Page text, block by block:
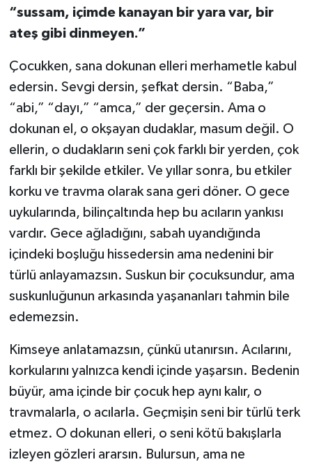
“sussam, içimde kanayan bir yara var, bir
ateş gibi dinmeyen.”
Çocukken, sana dokunan elleri merhametle kabul
edersin. Sevgi dersin, şefkat dersin. “Baba,”
“abi,” “dayı,” “amca,” der geçersin. Ama o
dokunan el, o okşayan dudaklar, masum değil. O
ellerin, o dudakların seni çok farklı bir yerden, çok
farklı bir şekilde etkiler. Ve yıllar sonra, bu etkiler
korku ve travma olarak sana geri döner. O gece
uykularında, bilinçaltında hep bu acıların yankısı
vardır. Gece ağladığını, sabah uyandığında
içindeki boşluğu hissedersin ama nedenini bir
türlü anlayamazsın. Suskun bir çocuksundur, ama
suskunluğunun arkasında yaşananları tahmin bile
edemezsin.
Kimseye anlatamazsın, çünkü utanırsın. Acılarını,
korkularını yalnızca kendi içinde yaşarsın. Bedenin
büyür, ama içinde bir çocuk hep aynı kalır, o
travmalarla, o acılarla. Geçmişin seni bir türlü terk
etmez. O dokunan elleri, o seni kötü bakışlarla
izleyen gözleri ararsın. Bulursun, ama ne